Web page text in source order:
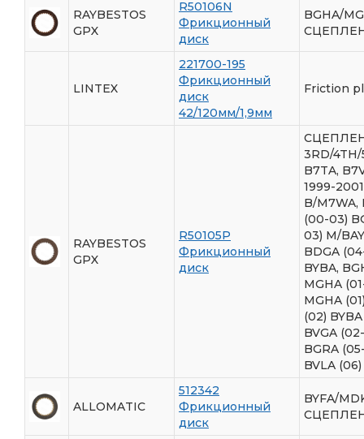
RAYBESTOS
GPX
R50106N
Фрикционный
диск
BGHA/
LINTEX
221700-195
Фрикционный
диск
42/120мм/1,9мм
Friction
RAYBESTOS
GPX
R50105P
Фрикционный
диск
3RD/
B7TA,
1999-2001
B/M7WA,
(00-03)
03) M/
BDGA
BYBA,
MGHA
MGHA
(02)
BVGA
BGRA
BVLA (06)
ALLOMATIC
512342
Фрикционный
диск
BYFA/